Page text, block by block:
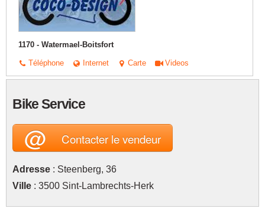
1170 - Watermael-Boitsfort
Téléphone Internet Carte Videos
Bike Service
@Contacter le vendeur
Adresse : Steenberg, 36
Ville : 3500 Sint-Lambrechts-Herk